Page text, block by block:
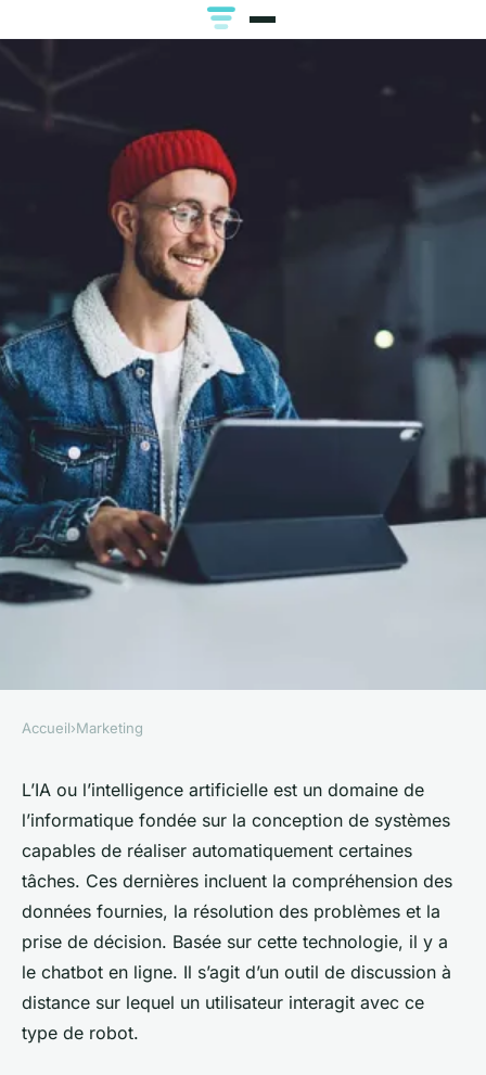
Comment utiliser
efficacement un chatbot en
ligne ?
alison•18 mai 2024• 3 min de lecture
Accueil›Marketing
L’IA ou l’intelligence artificielle est un domaine de
l’informatique fondée sur la conception de systèmes
capables de réaliser automatiquement certaines
tâches. Ces dernières incluent la compréhension des
données fournies, la résolution des problèmes et la
prise de décision. Basée sur cette technologie, il y a
le chatbot en ligne. Il s’agit d’un outil de discussion à
distance sur lequel un utilisateur interagit avec ce
type de robot.